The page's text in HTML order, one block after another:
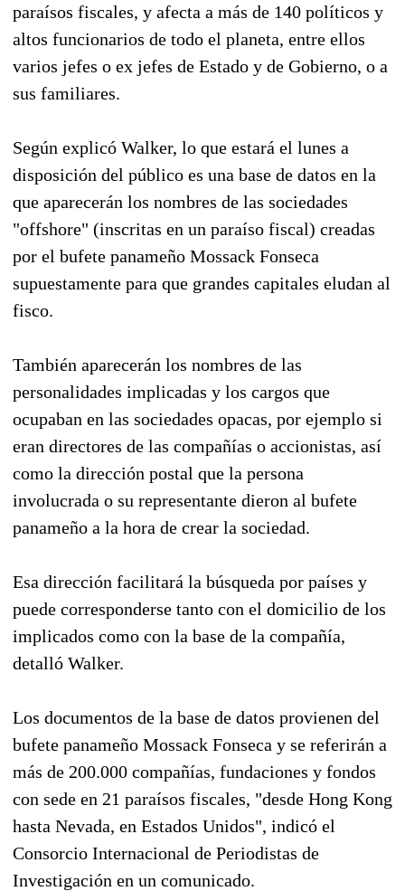
paraísos fiscales, y afecta a más de 140 políticos y
altos funcionarios de todo el planeta, entre ellos
varios jefes o ex jefes de Estado y de Gobierno, o a
sus familiares.
Según explicó Walker, lo que estará el lunes a
disposición del público es una base de datos en la
que aparecerán los nombres de las sociedades
"offshore" (inscritas en un paraíso fiscal) creadas
por el bufete panameño Mossack Fonseca
supuestamente para que grandes capitales eludan al
fisco.
También aparecerán los nombres de las
personalidades implicadas y los cargos que
ocupaban en las sociedades opacas, por ejemplo si
eran directores de las compañías o accionistas, así
como la dirección postal que la persona
involucrada o su representante dieron al bufete
panameño a la hora de crear la sociedad.
Esa dirección facilitará la búsqueda por países y
puede corresponderse tanto con el domicilio de los
implicados como con la base de la compañía,
detalló Walker.
Los documentos de la base de datos provienen del
bufete panameño Mossack Fonseca y se referirán a
más de 200.000 compañías, fundaciones y fondos
con sede en 21 paraísos fiscales, "desde Hong Kong
hasta Nevada, en Estados Unidos", indicó el
Consorcio Internacional de Periodistas de
Investigación en un comunicado.